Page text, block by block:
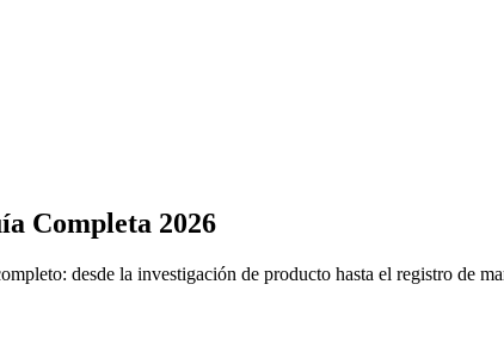
Completa 2026
desde la investigación de producto hasta el registro de